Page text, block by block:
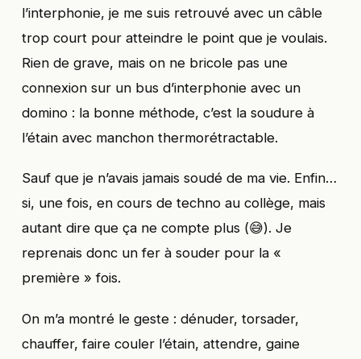
l’interphonie, je me suis retrouvé avec un câble
trop court pour atteindre le point que je voulais.
Rien de grave, mais on ne bricole pas une
connexion sur un bus d’interphonie avec un
domino : la bonne méthode, c’est la soudure à
l’étain avec manchon thermorétractable.
Sauf que je n’avais jamais soudé de ma vie. Enfin…
si, une fois, en cours de techno au collège, mais
autant dire que ça ne compte plus (😅). Je
reprenais donc un fer à souder pour la «
première » fois.
On m’a montré le geste : dénuder, torsader,
chauffer, faire couler l’étain, attendre, gaine